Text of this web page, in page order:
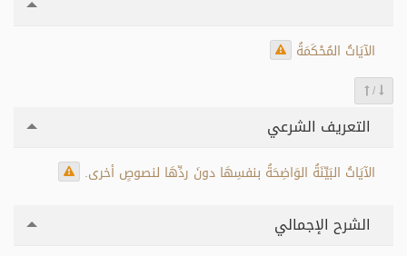
الآيَاتُ المُحْكَمَةُ
/
التعريف الشرعي
الآيَاتُ البَيِّنَةُ الوَاضِحَةُ بنفسِهَا دونَ ردِّهَا لنصوصٍ أخرى.
الشرح الإجمالي